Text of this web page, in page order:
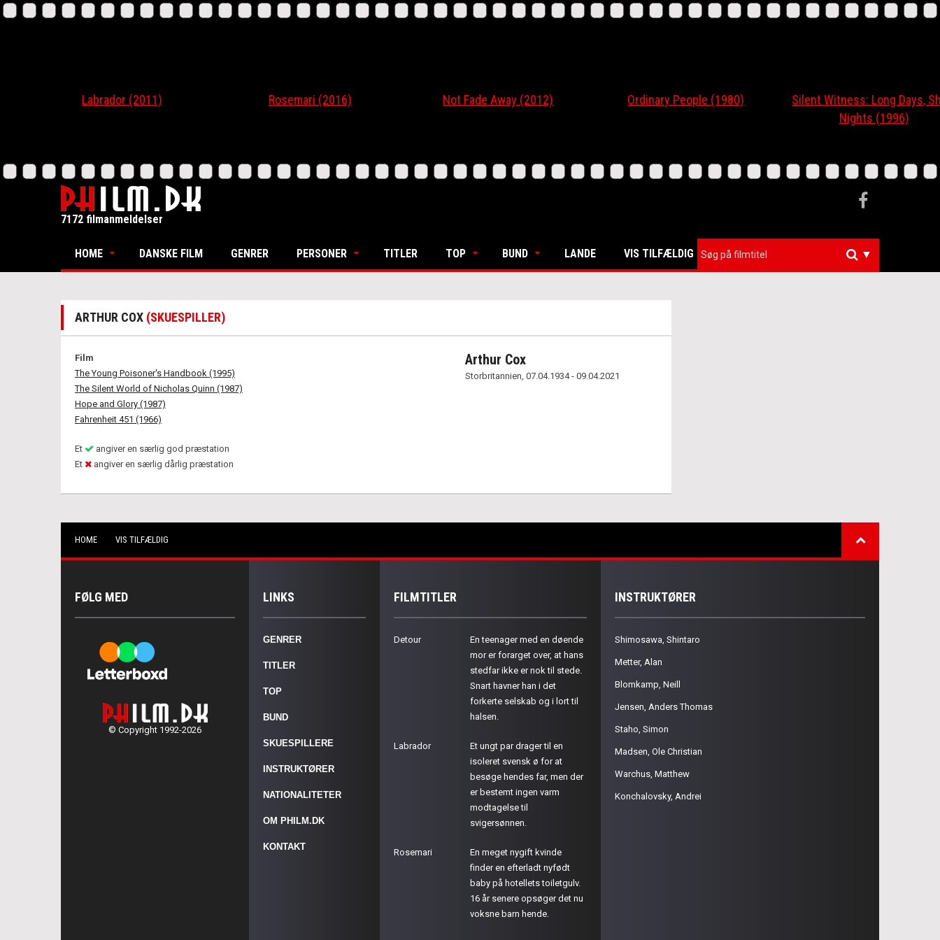
Labrador (2011) Rosemari (2016) Not Fade Away (2012) Ordinary People (1980)
Silent Witness: Long Days, Short
Nights (1996)
7172 filmanmeldelser
HOME DANSKE FILM GENRER PERSONER TITLER TOP BUND LANDE VIS TILFÆLDIG ▼
ARTHUR COX (SKUESPILLER)
Arthur Cox
Storbritannien, 07.04.1934 - 09.04.2021
Film
The Young Poisoner's Handbook (1995)
The Silent World of Nicholas Quinn (1987)
Hope and Glory (1987)
Fahrenheit 451 (1966)
Et
angiver en særlig god præstation
Et
angiver en særlig dårlig præstation
HOME VIS TILFÆLDIG
FØLG MED
© Copyright 1992-2026
LINKS
GENRER
TITLER
TOP
BUND
SKUESPILLERE
INSTRUKTØRER
NATIONALITETER
OM PHILM.DK
KONTAKT
FILMTITLER
Detour
En teenager med en døende
mor er forarget over, at hans
stedfar ikke er nok til stede.
Snart havner han i det
forkerte selskab og i lort til
halsen.
Labrador
Et ungt par drager til en
isoleret svensk ø for at
besøge hendes far, men der
er bestemt ingen varm
modtagelse til
svigersønnen.
Rosemari
En meget nygift kvinde
finder en efterladt nyfødt
baby på hotellets toiletgulv.
16 år senere opsøger det nu
voksne barn hende.
INSTRUKTØRER
Shimosawa, Shintaro
Metter, Alan
Blomkamp, Neill
Jensen, Anders Thomas
Staho, Simon
Madsen, Ole Christian
Warchus, Matthew
Konchalovsky, Andrei